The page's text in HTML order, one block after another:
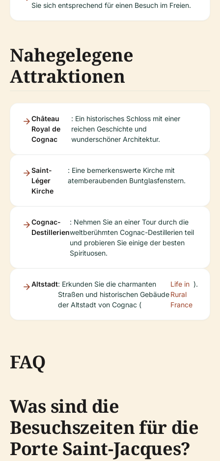
Sie sich entsprechend für einen Besuch im Freien.
Nahegelegene
Attraktionen
Château
Royal de
Cognac
: Ein historisches Schloss mit einer
reichen Geschichte und
wunderschöner Architektur.
Saint-
Léger
Kirche
: Eine bemerkenswerte Kirche mit
atemberaubenden Buntglasfenstern.
Cognac-
Destillerien
: Nehmen Sie an einer Tour durch die
weltberühmten Cognac-Destillerien teil
und probieren Sie einige der besten
Spirituosen.
Altstadt: Erkunden Sie die charmanten
Straßen und historischen Gebäude
der Altstadt von Cognac (
Life in
Rural
France
).
FAQ
Was sind die
Besuchszeiten für die
Porte Saint-Jacques?